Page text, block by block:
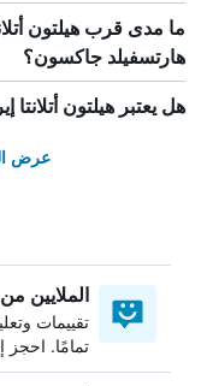
ما مدى قرب هيلتون
هارتسفيلد جاكسون؟
هل يعتبر هيلتون أتلانتا
عرض
الملايين
تقييمات
تمامًا. احجز